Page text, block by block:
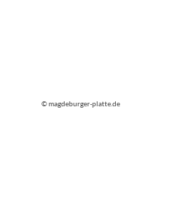
© magdeburger-platte.de